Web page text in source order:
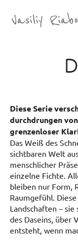
Diese Serie
durchdrungen
grenzenloser
Das Weiß des
sichtbaren Welt
menschlicher
einzelne Fichte.
bleiben nur Form,
Raumgefühl.
Landschaften –
des Daseins, über
entsteht, wenn